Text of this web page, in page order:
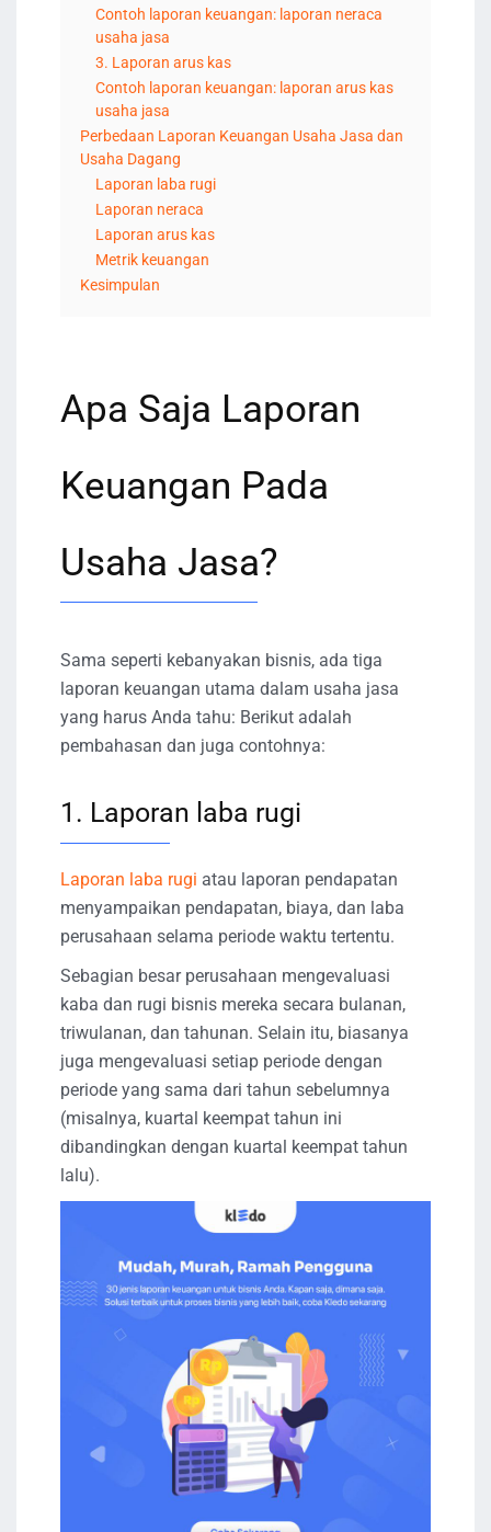
Contoh laporan keuangan: laporan neraca
usaha jasa
3. Laporan arus kas
Contoh laporan keuangan: laporan arus kas
usaha jasa
Perbedaan Laporan Keuangan Usaha Jasa dan
Usaha Dagang
Laporan laba rugi
Laporan neraca
Laporan arus kas
Metrik keuangan
Kesimpulan
Apa Saja Laporan
Keuangan Pada
Usaha Jasa?
Sama seperti kebanyakan bisnis, ada tiga
laporan keuangan utama dalam usaha jasa
yang harus Anda tahu: Berikut adalah
pembahasan dan juga contohnya:
1. Laporan laba rugi
Laporan laba rugi atau laporan pendapatan
menyampaikan pendapatan, biaya, dan laba
perusahaan selama periode waktu tertentu.
Sebagian besar perusahaan mengevaluasi
kaba dan rugi bisnis mereka secara bulanan,
triwulanan, dan tahunan. Selain itu, biasanya
juga mengevaluasi setiap periode dengan
periode yang sama dari tahun sebelumnya
(misalnya, kuartal keempat tahun ini
dibandingkan dengan kuartal keempat tahun
lalu).